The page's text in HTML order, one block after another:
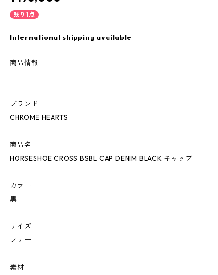
残り1点
International shipping available
商品情報
ブランド
CHROME HEARTS
商品名
HORSESHOE CROSS BSBL CAP DENIM BLACK キャップ
カラー
黒
サイズ
フリー
素材